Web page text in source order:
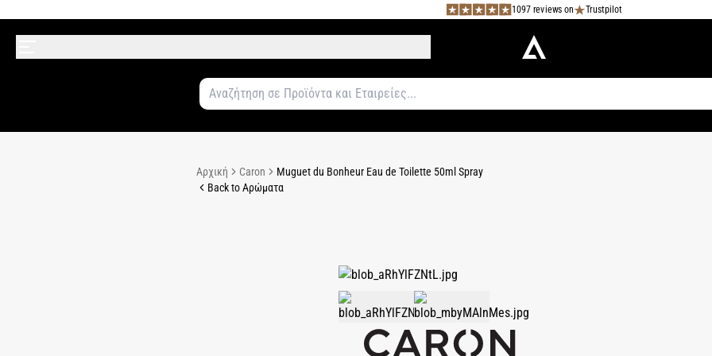
1097 reviews on Trustpilot
Αρχική Caron
Muguet du Bonheur Eau de Toilette 50ml Spray
Back to Αρώματα